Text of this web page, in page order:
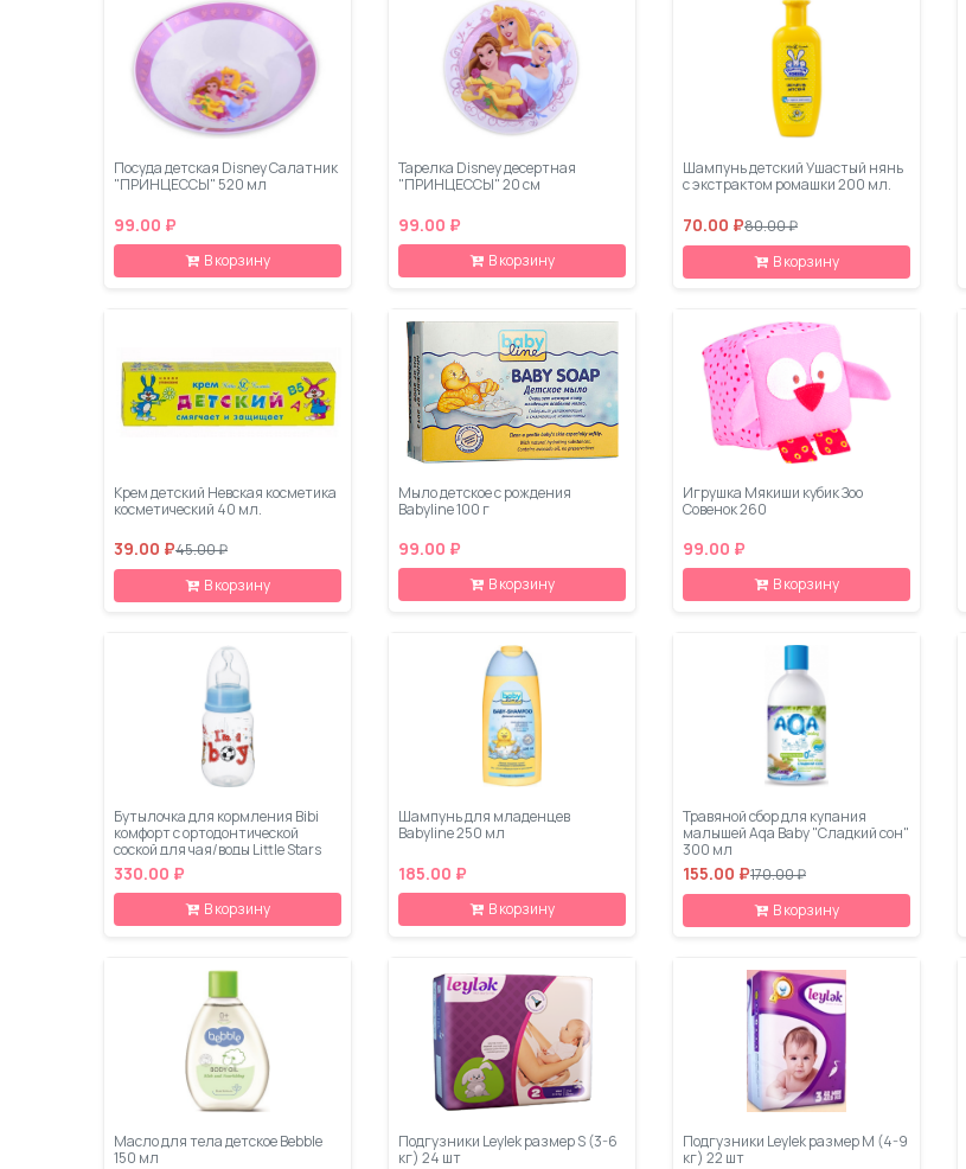
Посуда детская Disney Салатник
"ПРИНЦЕССЫ" 520 мл
99.00 ₽
В корзину
Тарелка Disney десертная
"ПРИНЦЕССЫ" 20 см
99.00 ₽
В корзину
Шампунь детский Ушастый нянь
с экстрактом ромашки 200 мл.
70.00 ₽80.00 ₽
В корзину
Крем детский Невская косметика
косметический 40 мл.
39.00 ₽45.00 ₽
В корзину
Мыло детское с рождения
Babyline 100 г
99.00 ₽
В корзину
Игрушка Мякиши кубик Зоо
Совенок 260
99.00 ₽
В корзину
Бутылочка для кормления Bibi
комфорт с ортодонтической
соской для чая/воды Little Stars
125 мл
330.00 ₽
В корзину
Шампунь для младенцев
Babyline 250 мл
185.00 ₽
В корзину
Травяной сбор для купания
малышей Aqa Baby "Сладкий сон"
300 мл
155.00 ₽170.00 ₽
В корзину
Масло для тела детское Bebble
150 мл
Подгузники Leylеk размер S (3-6
кг) 24 шт
Подгузники Leylеk размер M (4-9
кг) 22 шт